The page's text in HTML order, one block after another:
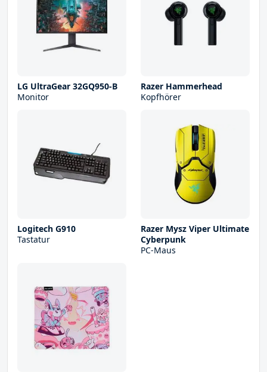
LG UltraGear 32GQ950-B
Monitor
Razer Hammerhead
Kopfhörer
Logitech G910
Tastatur
Razer Mysz Viper Ultimate
Cyberpunk
PC-Maus